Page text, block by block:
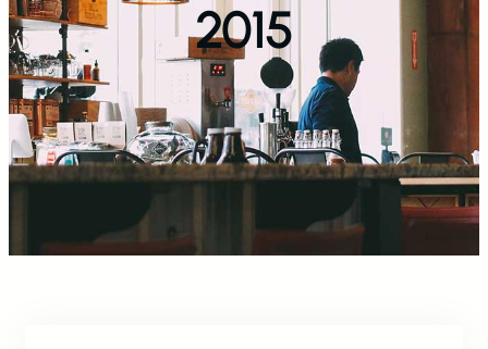
2015